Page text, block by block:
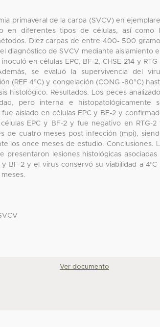
primaveral de la carpa (SVCV) en
en diferentes tipos de células, así como
Diez carpas de entre 400- 500
diagnóstico de SVCV mediante aislamiento
en células EPC, BF-2, CHSE-214 y
se evaluó la supervivencia del
(REF 4°C) y congelación (CONG -80°C)
histológico. Resultados. Los peces
pero interna e histopatológicamente
aislado en células EPC y BF-2 y
EPC y BF-2 y fue negativo en RTG-2
de cuatro meses post infección (mpi),
los once meses de estudio. Conclusiones.
lesiones histológicas asociadas
BF-2 y el virus conservó su viabilidad a 4ºC
Ver documento